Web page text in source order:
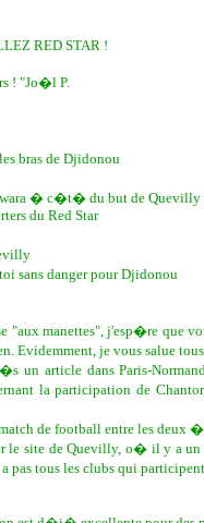
RED STAR !
! "Jo�l P.
bras de Djidonou
� c�t� du but de Quevilly
du Red Star
sans danger pour Djidonou
manettes", j'esp�re que
Evidemment, je vous salue
un article dans Paris-
la participation de
de football entre les
le site de Quevilly, o� il y a
pas tous les clubs qui